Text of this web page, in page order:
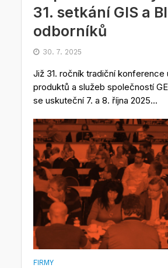
31. setkání GIS a
odborníků
30. 7. 2025
Již 31. ročník tradiční konference
produktů a služeb společností
se uskuteční 7. a 8. října 2025...
FIRMY